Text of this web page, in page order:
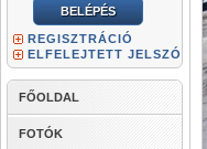
REGISZTRÁCIÓ
ELFELEJTETT JELSZÓ
FŐOLDAL
FOTÓK